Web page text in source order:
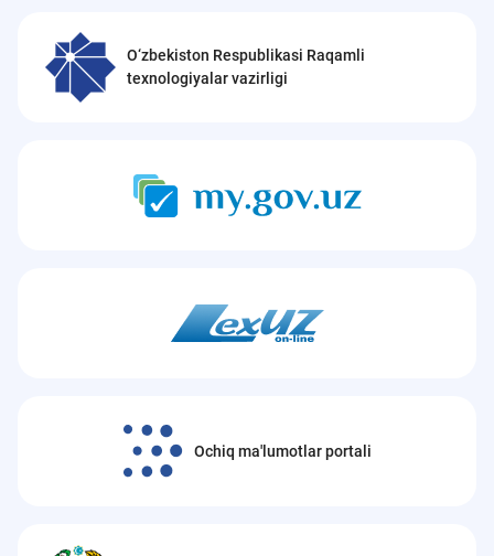
O‘zbekiston Respublikasi Raqamli
texnologiyalar vazirligi
Ochiq ma'lumotlar portali